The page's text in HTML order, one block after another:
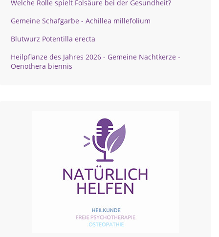
Welche Rolle spielt Folsäure bei der Gesundheit?
Gemeine Schafgarbe - Achillea millefolium
Blutwurz Potentilla erecta
Heilpflanze des Jahres 2026 - Gemeine Nachtkerze -
Oenothera biennis